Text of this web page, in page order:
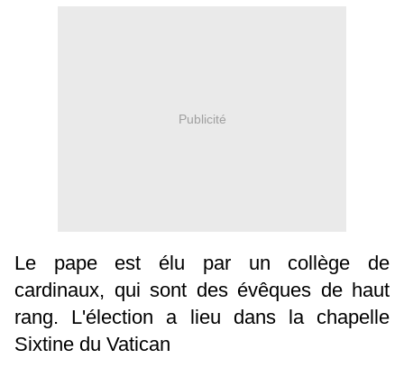
Publicité
Le pape est élu par un collège de
cardinaux, qui sont des évêques de haut
rang. L'élection a lieu dans la chapelle
Sixtine du Vatican